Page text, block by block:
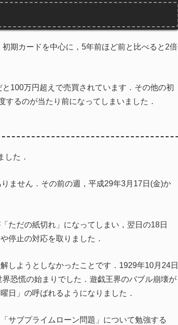
期カードを中心に，5年前ほど前と比べると2倍
100万円超えで売買されています．その他の初
るのが当たり前になってしまいました．
した．
ません．その前の週，平成29年3月17日(金)か
ただの紙切れ」になってしまい，翌日の18日
停止の対応を取りました．
しようとしなかったことです．1929年10月24日
恐慌の始まりでした．遊戯王界のバブル崩壊が
日」の呼ばれるようになりました．
サブプライムローン問題」について勉強する